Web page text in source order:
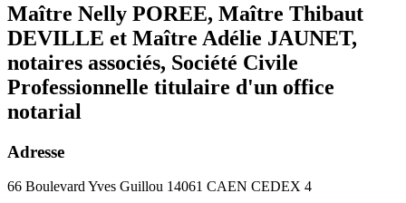
Maître Nelly POREE, Maître Thibaut
DEVILLE et Maître Adélie JAUNET,
notaires associés, Société Civile
Professionnelle titulaire d'un office
notarial
Adresse
66 Boulevard Yves Guillou 14061 CAEN CEDEX 4